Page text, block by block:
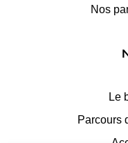
Nos
Le
Parcours